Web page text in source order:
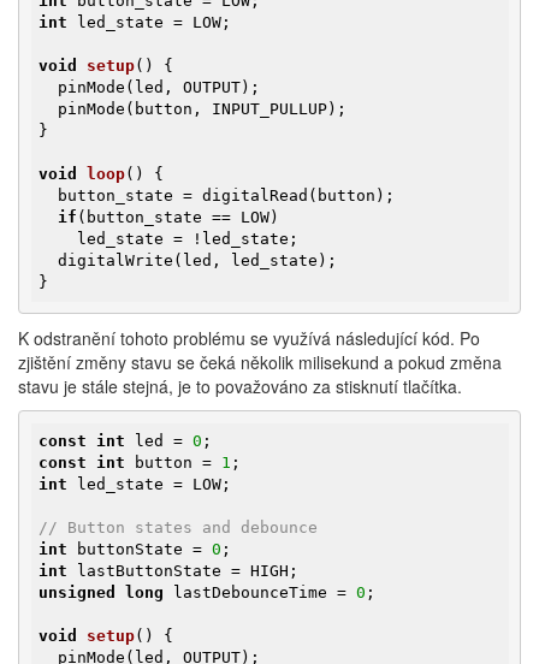
int led_state = LOW;
void setup()
{
}
void loop()
{
if (button_state == LOW)
}
K odstranění tohoto problému se využívá následující kód. Po
zjištění změny stavu se čeká několik milisekund a pokud změna
stavu je stále stejná, je to považováno za stisknutí tlačítka.
const int led = 0
const
int button = 1
int led_state = LOW;
// Button states and debounce
int buttonState = 0
int
unsigned
long lastDebounceTime = 0 ;
void setup()
{